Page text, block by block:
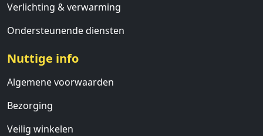
Verlichting & verwarming
Ondersteunende diensten
Nuttige info
Algemene voorwaarden
Bezorging
Veilig winkelen